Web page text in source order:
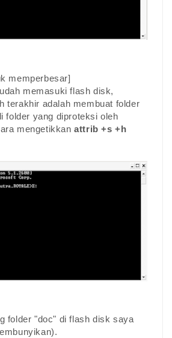
memperbesar]
memasuki flash disk,
terakhir adalah membuat folder
folder yang diproteksi oleh
mengetikkanattrib +s +h
folder "doc" di flash disk saya